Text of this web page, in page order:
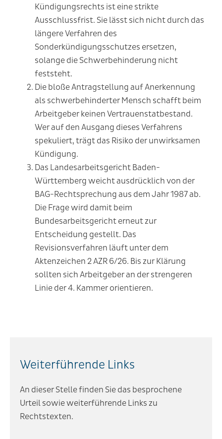
Kündigungsrechts ist eine strikte
Ausschlussfrist. Sie lässt sich nicht durch das
längere Verfahren des
Sonderkündigungsschutzes ersetzen,
solange die Schwerbehinderung nicht
feststeht.
Die bloße Antragstellung auf Anerkennung
als schwerbehinderter Mensch schafft beim
Arbeitgeber keinen Vertrauenstatbestand.
Wer auf den Ausgang dieses Verfahrens
spekuliert, trägt das Risiko der unwirksamen
Kündigung.
Das Landesarbeitsgericht Baden-
Württemberg weicht ausdrücklich von der
BAG-Rechtsprechung aus dem Jahr 1987 ab.
Die Frage wird damit beim
Bundesarbeitsgericht erneut zur
Entscheidung gestellt. Das
Revisionsverfahren läuft unter dem
Aktenzeichen 2 AZR 6/26. Bis zur Klärung
sollten sich Arbeitgeber an der strengeren
Linie der 4. Kammer orientieren.
Weiterführende Links
An dieser Stelle finden Sie das besprochene
Urteil sowie weiterführende Links zu
Rechtstexten.